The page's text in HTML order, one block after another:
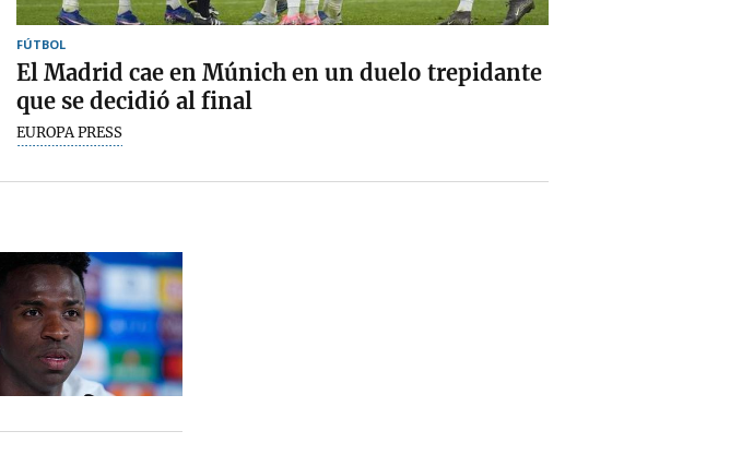
FÚTBOL
El Madrid cae en Múnich en un duelo trepidante
que se decidió al final
EUROPA PRESS